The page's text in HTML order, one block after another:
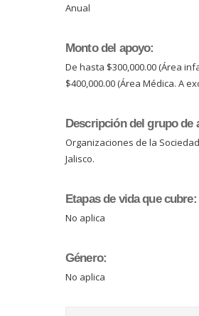
Anual
Monto del apoyo:
De hasta $300,000.00 (Área
$400,000.00 (Área Médica. A
Descripción del grupo de
Organizaciones de la
Jalisco.
Etapas de vida que cubre:
No aplica
Género:
No aplica